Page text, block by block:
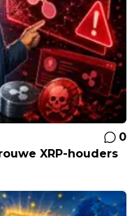
0
XRP-houders